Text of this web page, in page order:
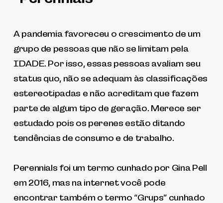
A pandemia favoreceu o crescimento de um
grupo de pessoas que não se limitam pela
IDADE. Por isso, essas pessoas avaliam seu
status quo, não se adequam às classificações
estereotipadas e não acreditam que fazem
parte de algum tipo de geração. Merece ser
estudado pois os perenes estão ditando
tendências de consumo e de trabalho.
Perennials foi um termo cunhado por Gina Pell
em 2016, mas na internet você pode
encontrar também o termo “Grups” cunhado